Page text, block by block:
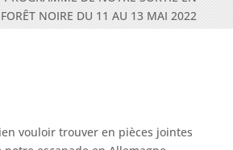
FORÊT NOIRE DU 11 AU 13 MAI 2022
vouloir trouver en pièces jointes